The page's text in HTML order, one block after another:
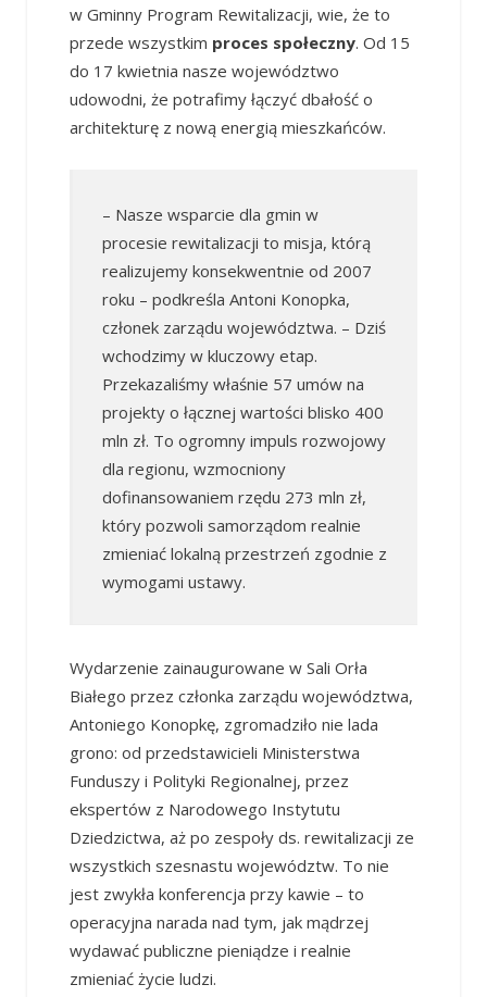
w Gminny Program Rewitalizacji, wie, że to
przede wszystkim proces społeczny. Od 15
do 17 kwietnia nasze województwo
udowodni, że potrafimy łączyć dbałość o
architekturę z nową energią mieszkańców.
– Nasze wsparcie dla gmin w
procesie rewitalizacji to misja, którą
realizujemy konsekwentnie od 2007
roku – podkreśla Antoni Konopka,
członek zarządu województwa. – Dziś
wchodzimy w kluczowy etap.
Przekazaliśmy właśnie 57 umów na
projekty o łącznej wartości blisko 400
mln zł. To ogromny impuls rozwojowy
dla regionu, wzmocniony
dofinansowaniem rzędu 273 mln zł,
który pozwoli samorządom realnie
zmieniać lokalną przestrzeń zgodnie z
wymogami ustawy.
Wydarzenie zainaugurowane w Sali Orła
Białego przez członka zarządu województwa,
Antoniego Konopkę, zgromadziło nie lada
grono: od przedstawicieli Ministerstwa
Funduszy i Polityki Regionalnej, przez
ekspertów z Narodowego Instytutu
Dziedzictwa, aż po zespoły ds. rewitalizacji ze
wszystkich szesnastu województw. To nie
jest zwykła konferencja przy kawie – to
operacyjna narada nad tym, jak mądrzej
wydawać publiczne pieniądze i realnie
zmieniać życie ludzi.